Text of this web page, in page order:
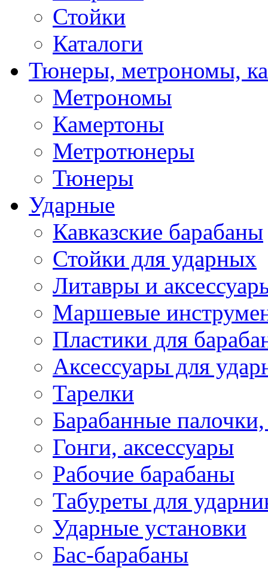
Стойки
Каталоги
Тюнеры, метрономы,
Метрономы
Камертоны
Метротюнеры
Тюнеры
Ударные
Кавказские барабаны
Стойки для ударных
Литавры и
Маршевые
Пластики для
Аксессуары для
Тарелки
Барабанные палочки,
Гонги, аксессуары
Рабочие барабаны
Табуреты для
Ударные установки
Бас-барабаны